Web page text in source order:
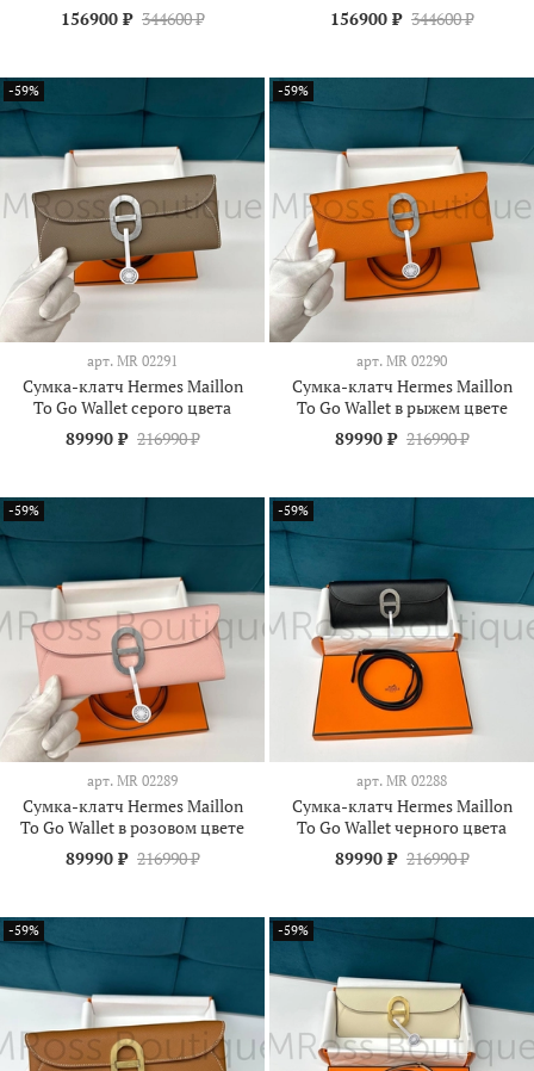
156900 ₽ 344600 ₽
156900 ₽ 344600 ₽
-59%
арт. МR 02291
Сумка-клатч Hermes Maillon
To Go Wallet серого цвета
89990 ₽ 216990 ₽
-59%
арт. МR 02290
Сумка-клатч Hermes Maillon
To Go Wallet в рыжем цвете
89990 ₽ 216990 ₽
-59%
арт. МR 02289
Сумка-клатч Hermes Maillon
To Go Wallet в розовом цвете
89990 ₽ 216990 ₽
-59%
арт. МR 02288
Сумка-клатч Hermes Maillon
To Go Wallet черного цвета
89990 ₽ 216990 ₽
-59% -59%